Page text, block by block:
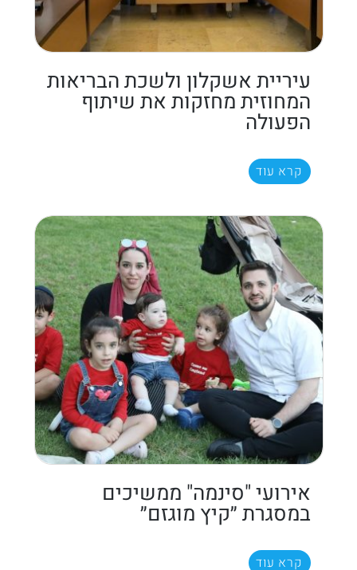
עיריית אשקלון ולשכת הבריאות
המחוזית מחזקות את שיתוף
הפעולה
קרא עוד
אירועי "סינמה" ממשיכים
במסגרת ״קיץ מוגזם״
קרא עוד